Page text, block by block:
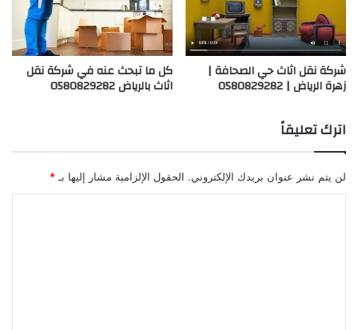
شركة نقل اثاث حي الصحافة |
زهرة الرياض | 0580829282
كل ما تبحث عنه في شركة نقل
اثاث بالرياض 0580829282
اترك تعليقاً
لن يتم نشر عنوان بريدك الإلكتروني. الحقول الإلزامية مشار إليها بـ *